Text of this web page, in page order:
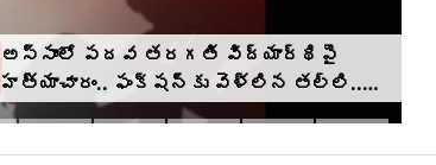
అస్సాంలో పదవ తరగతి విద్యార్థిపై
హత్యాచారం.. ఫంక్షన్‌కు వెళ్లిన తల్లి..
మంచంపై విగతజీవిగా..?